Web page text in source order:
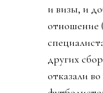
и визы, и
отношение
других
отказали